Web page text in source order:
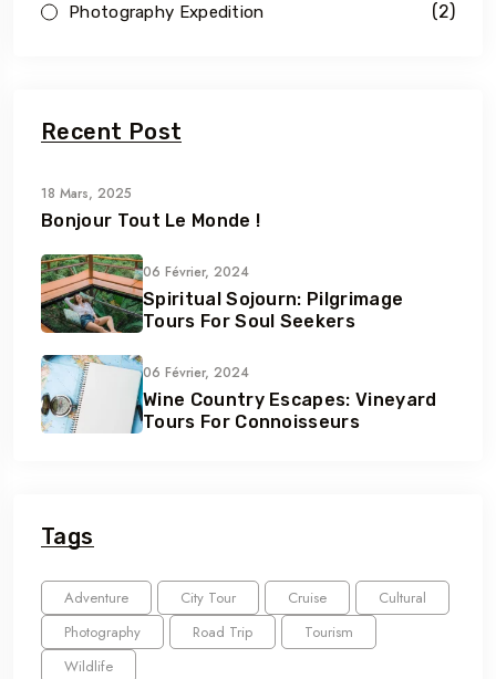
Photography Expedition (2)
Recent Post
18 Mars, 2025
Bonjour Tout Le Monde !
06 Février, 2024
Spiritual Sojourn: Pilgrimage
Tours For Soul Seekers
06 Février, 2024
Wine Country Escapes: Vineyard
Tours For Connoisseurs
Tags
Adventure City Tour Cruise
Cultural
Photography
Road Trip
Tourism
Wildlife